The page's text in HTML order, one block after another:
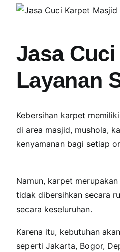
Jasa
Layanan
Kebersihan karpet
di area masjid, mushola,
kenyamanan bagi setiap
Namun, karpet
tidak dibersihkan secara
secara keseluruhan.
Karena itu, kebutuhan akan
seperti Jakarta, Bogor,